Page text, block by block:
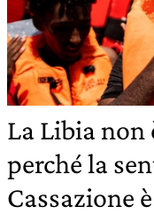
La Libia non
perché la
Cassazione